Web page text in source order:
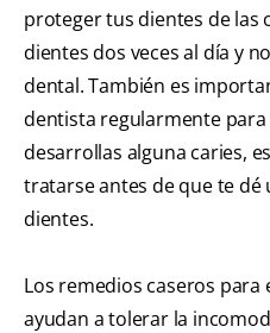
proteger tus dientes de las
dientes dos veces al día y
dental. También es
dentista regularmente
desarrollas alguna caries,
tratarse antes de que te
dientes.
Los remedios caseros
ayudan a tolerar la